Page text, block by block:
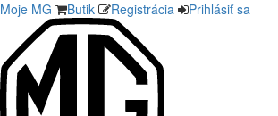
Moje MG Butik Registrácia Prihlásiť sa